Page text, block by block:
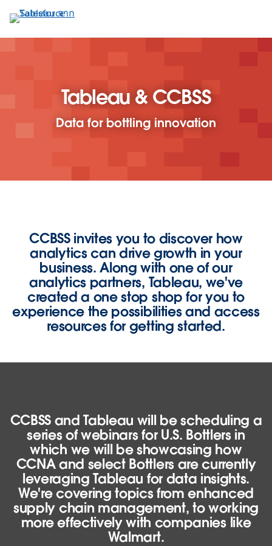
ไป
ที่
Tableau & CCBSS
Data for bottling innovation
CCBSS invites you to discover how
analytics can drive growth in your
business. Along with one of our
analytics partners, Tableau, we've
created a one stop shop for you to
experience the possibilities and access
resources for getting started.
CCBSS and Tableau will be scheduling a
series of webinars for U.S. Bottlers in
which we will be showcasing how
CCNA and select Bottlers are currently
leveraging Tableau for data insights.
We're covering topics from enhanced
supply chain management, to working
more effectively with companies like
Walmart.